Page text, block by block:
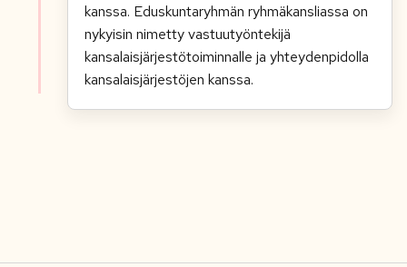
kanssa. Eduskuntaryhmän ryhmäkansliassa on
nykyisin nimetty vastuutyöntekijä
kansalaisjärjestötoiminnalle ja yhteydenpidolla
kansalaisjärjestöjen kanssa.